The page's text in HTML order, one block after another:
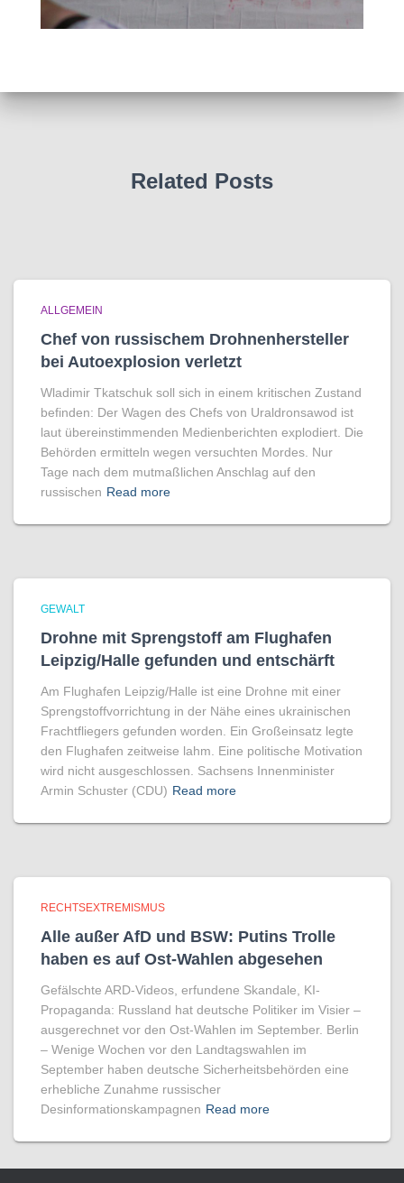
Related Posts
ALLGEMEIN
Chef von russischem Drohnenhersteller
bei Autoexplosion verletzt
Wladimir Tkatschuk soll sich in einem kritischen Zustand
befinden: Der Wagen des Chefs von Uraldronsawod ist
laut übereinstimmenden Medienberichten explodiert. Die
Behörden ermitteln wegen versuchten Mordes. Nur
Tage nach dem mutmaßlichen Anschlag auf den
russischen Read more
GEWALT
Drohne mit Sprengstoff am Flughafen
Leipzig/Halle gefunden und entschärft
Am Flughafen Leipzig/Halle ist eine Drohne mit einer
Sprengstoffvorrichtung in der Nähe eines ukrainischen
Frachtfliegers gefunden worden. Ein Großeinsatz legte
den Flughafen zeitweise lahm. Eine politische Motivation
wird nicht ausgeschlossen. Sachsens Innenminister
Armin Schuster (CDU) Read more
RECHTSEXTREMISMUS
Alle außer AfD und BSW: Putins Trolle
haben es auf Ost-Wahlen abgesehen
Gefälschte ARD-Videos, erfundene Skandale, KI-
Propaganda: Russland hat deutsche Politiker im Visier –
ausgerechnet vor den Ost-Wahlen im September. Berlin
– Wenige Wochen vor den Landtagswahlen im
September haben deutsche Sicherheitsbehörden eine
erhebliche Zunahme russischer
Desinformationskampagnen Read more